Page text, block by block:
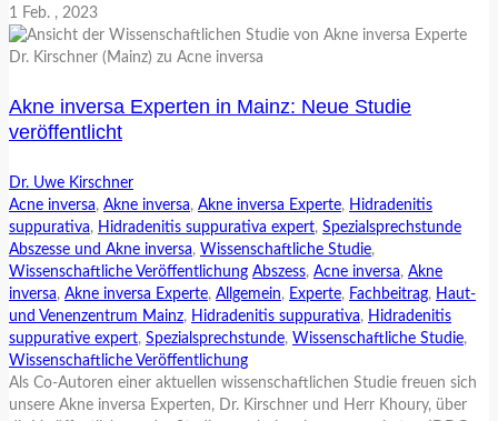
1
Feb. , 2023
Akne inversa Experten in Mainz: Neue Studie
veröffentlicht
Dr. Uwe Kirschner
Acne inversa, Akne inversa, Akne inversa Experte, Hidradenitis
suppurativa, Hidradenitis suppurativa expert, Spezialsprechstunde
Abszesse und Akne inversa, Wissenschaftliche Studie,
Wissenschaftliche Veröffentlichung Abszess, Acne inversa, Akne
inversa, Akne inversa Experte, Allgemein, Experte, Fachbeitrag, Haut-
und Venenzentrum Mainz, Hidradenitis suppurativa, Hidradenitis
suppurative expert, Spezialsprechstunde, Wissenschaftliche Studie,
Wissenschaftliche Veröffentlichung
Als Co-Autoren einer aktuellen wissenschaftlichen Studie freuen sich
unsere Akne inversa Experten, Dr. Kirschner und Herr Khoury, über